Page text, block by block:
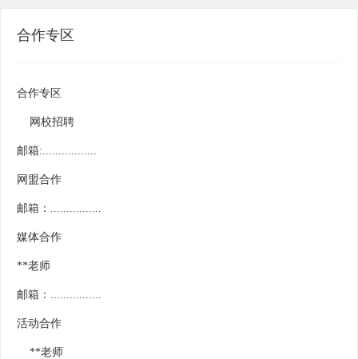
合作专区
合作专区
网校招聘
邮箱:.................
网盟合作
邮箱：................
媒体合作
**老师
邮箱：................
活动合作
**老师